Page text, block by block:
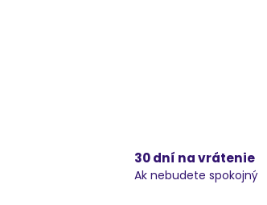
30 dní na vrátenie
Ak nebudete spokojný